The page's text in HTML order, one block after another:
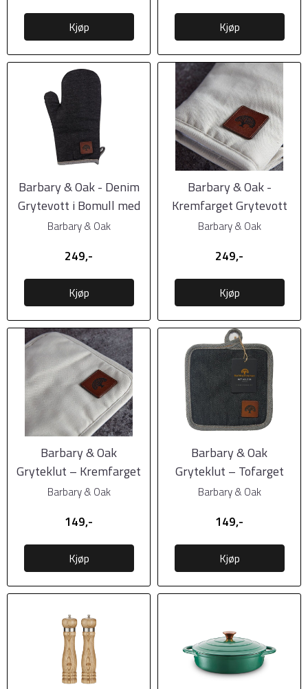
Kjøp Kjøp
Barbary & Oak - Denim
Grytevott i Bomull med
Skinndetaljer
Barbary & Oak
249,-
Kjøp
Barbary & Oak -
Kremfarget Grytevott
med Skinndetaljer
Barbary & Oak
249,-
Kjøp
Barbary & Oak
Gryteklut – Kremfarget
Bomull med ...
Barbary & Oak
149,-
Kjøp
Barbary & Oak
Gryteklut – Tofarget
Denim med ...
Barbary & Oak
149,-
Kjøp